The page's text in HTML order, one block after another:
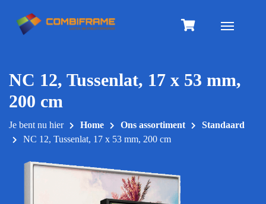
naar
Toggle
NC 12, Tussenlat, 17 x 53 mm,
200 cm
Je bent nu hier Home Ons assortiment
Standaard
NC 12, Tussenlat, 17 x 53 mm, 200 cm